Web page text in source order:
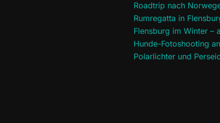
Roadtrip nach
Rumregatta in
Flensburg im Winter –
Hunde-Fotoshooting
Polarlichter und